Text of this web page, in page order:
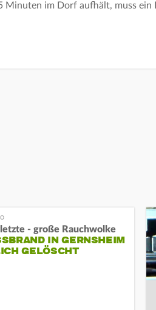
Minuten im Dorf aufhält, muss ein
- große Rauchwolke
IN GERNSHEIM E
GELÖSCHT